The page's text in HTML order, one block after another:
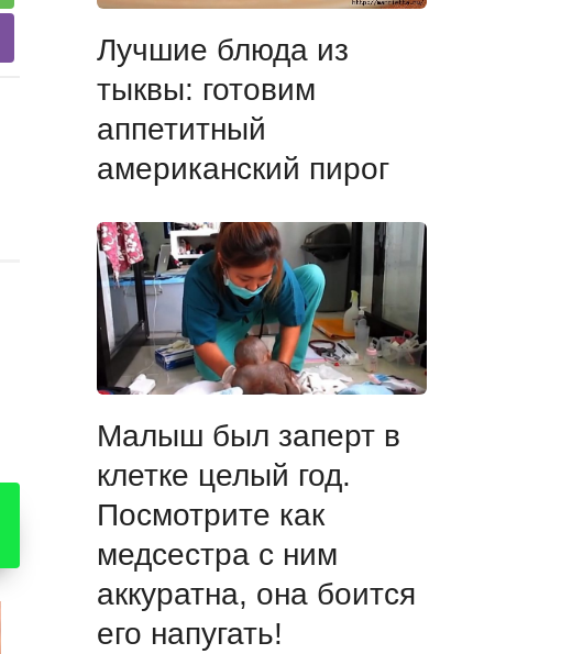
Лучшие блюда из
тыквы: готовим
аппетитный
американский пирог
Малыш был заперт в
клетке целый год.
Посмотрите как
медсестра с ним
аккуратна, она боится
его напугать!